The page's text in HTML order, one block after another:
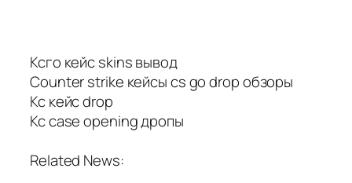
Ксго кейс skins вывод
Counter strike кейсы cs go drop обзоры
Кс кейс drop
Кс case opening дропы
Related News: